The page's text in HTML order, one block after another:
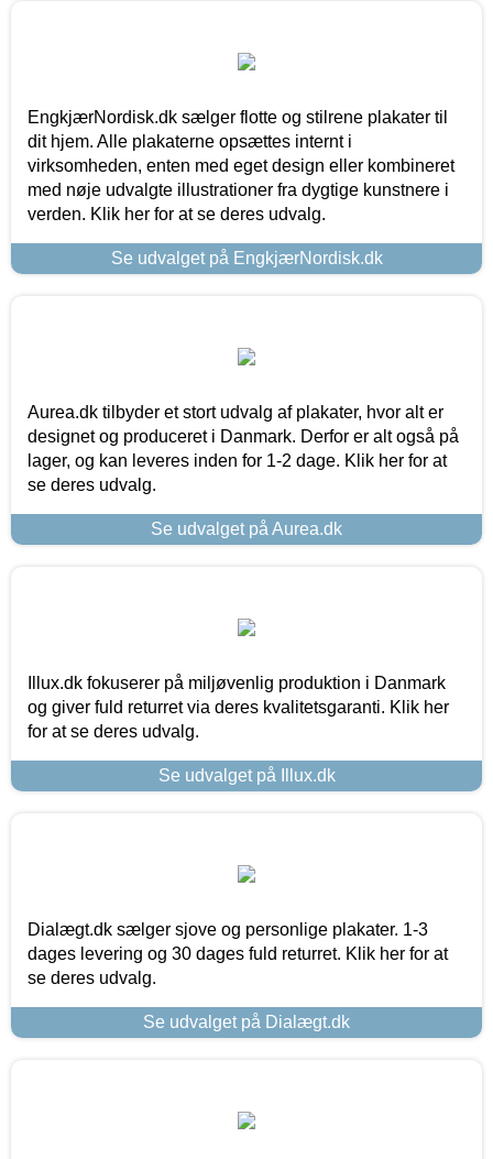
EngkjærNordisk.dk sælger flotte og stilrene plakater til
dit hjem. Alle plakaterne opsættes internt i
virksomheden, enten med eget design eller kombineret
med nøje udvalgte illustrationer fra dygtige kunstnere i
verden. Klik her for at se deres udvalg.
Se udvalget på EngkjærNordisk.dk
Aurea.dk tilbyder et stort udvalg af plakater, hvor alt er
designet og produceret i Danmark. Derfor er alt også på
lager, og kan leveres inden for 1-2 dage. Klik her for at
se deres udvalg.
Se udvalget på Aurea.dk
Illux.dk fokuserer på miljøvenlig produktion i Danmark
og giver fuld returret via deres kvalitetsgaranti. Klik her
for at se deres udvalg.
Se udvalget på Illux.dk
Dialægt.dk sælger sjove og personlige plakater. 1-3
dages levering og 30 dages fuld returret. Klik her for at
se deres udvalg.
Se udvalget på Dialægt.dk